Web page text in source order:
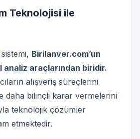
Teknolojisi ile
sistemi, Birilanver.com’un
araçlarından biridir.
alışveriş süreçlerini
daha bilinçli karar vermelerini
teknolojik çözümler
etmektedir.